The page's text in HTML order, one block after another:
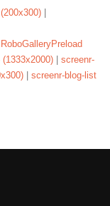
RoboGalleryPreload
|screenr-
|screenr-blog-list